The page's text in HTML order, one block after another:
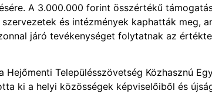
A 3.000.000 forint összértékű
és intézmények kaphatták meg,
járó tevékenységet folytatnak az
Településszövetség Közhasznú
ki a helyi közösségek képviselőiből és